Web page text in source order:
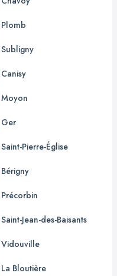
Plomb
Subligny
Canisy
Moyon
Ger
Saint-Pierre-Église
Bérigny
Précorbin
Saint-Jean-des-Baisants
Vidouville
La Bloutière